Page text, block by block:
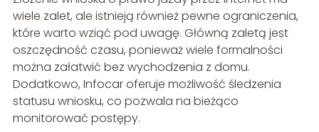
wiele zalet, ale istnieją również pewne ograniczenia,
które warto wziąć pod uwagę. Główną zaletą jest
oszczędność czasu, ponieważ wiele formalności
można załatwić bez wychodzenia z domu.
Dodatkowo, Infocar oferuje możliwość śledzenia
statusu wniosku, co pozwala na bieżąco
monitorować postępy.